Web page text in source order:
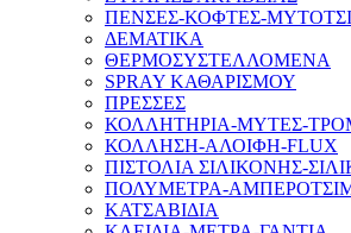
ΠΕΝΣΕΣ-ΚΟΦΤΕΣ-
ΔΕΜΑΤΙΚΑ
ΘΕΡΜΟΣΥΣΤΕΛΛΟΜΕΝΑ
SPRAY ΚΑΘΑΡΙΣΜΟΥ
ΠΡΕΣΣΕΣ
ΚΟΛΛΗΤΗΡΙΑ-ΜΥΤΕΣ-
ΚΟΛΛΗΣΗ-ΑΛΟΙΦΗ-FLUX
ΠΙΣΤΟΛΙΑ ΣΙΛΙΚΟΝΗΣ-
ΠΟΛΥΜΕΤΡΑ-
ΚΑΤΣΑΒΙΔΙΑ